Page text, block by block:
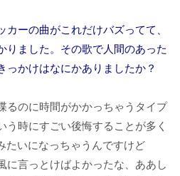
ーの曲がこれだけバズってて、
りました。その歌で人間のあった
っかけはなにかありましたか？
るのに時間がかかっちゃうタイプ
う時にすごい後悔することが多く
たいになっちゃうんですけど
に言っとけばよかったな、ああし